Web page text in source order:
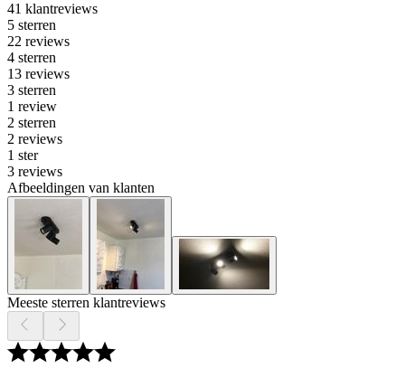
41 klantreviews
5 sterren
22 reviews
4 sterren
13 reviews
3 sterren
1 review
2 sterren
2 reviews
1 ster
3 reviews
Afbeeldingen van klanten
Meeste sterren klantreviews